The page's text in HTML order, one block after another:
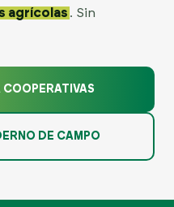
agrícolas . Sin
COOPERATIVAS
DE CAMPO